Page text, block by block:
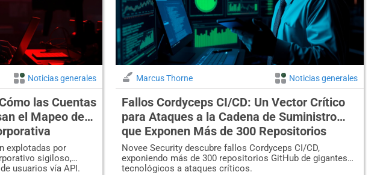
Noticias generales
las Cuentas
el Mapeo de
explotadas por
sigiloso,
usuarios vía API.
Marcus Thorne Noticias generales
Fallos Cordyceps CI/CD: Un Vector Crítico
para Ataques a la Cadena de Suministro
que Exponen Más de 300 Repositorios
GitHub
Novee Security descubre fallos Cordyceps CI/CD,
exponiendo más de 300 repositorios GitHub de gigantes
tecnológicos a ataques críticos.